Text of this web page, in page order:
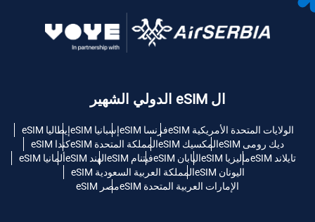
ال eSIM الدولي الشهير
الولايات المتحدة الأمريكية eSIM فرنسا eSIM إسبانيا eSIM
إيطاليا eSIM
ديك رومى eSIM
المكسيك eSIM المملكة المتحدة eSIM
كندا eSIM
تايلاند eSIM
ماليزيا eSIM اليابان eSIM فيتنام eSIM الهند eSIM
ألمانيا eSIM
اليونان eSIM
المملكة العربية السعودية eSIM
الإمارات العربية المتحدة eSIM
مصر eSIM